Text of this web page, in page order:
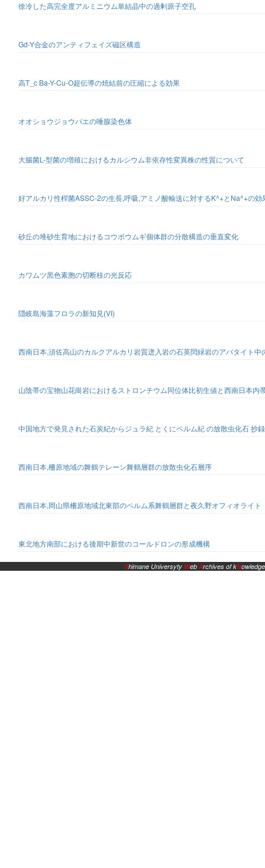
徐冷した高完全度アルミニウム単結晶中の過剰原子空孔
Gd-Y合金のアンティフェイズ磁区構造
高T_c Ba-Y-Cu-O超伝導の焼結前の圧縮による効果
オオショウジョウバエの唾腺染色体
大腸菌L-型菌の増殖におけるカルシウム非依存性変異株の性質について
好アルカリ性桿菌ASSC-2の生長,呼吸,アミノ酸輸送に対するK^+とNa^+の効
砂丘の堆砂生育地におけるコウボウムギ個体群の分散構造の垂直変化
カワムツ黒色素胞の切断枝の光反応
隠岐島海藻フロラの新知見(VI)
西南日本,須佐高山のカルクアルカリ岩質迸入岩の石英閃緑岩のアパタイト
山陰帯の宝物山花崗岩におけるストロンチウム同位体比初生値と西南日本
中国地方で発見された石炭紀からジュラ紀 とくにペルム紀 の放散虫化石 抄録
西南日本,柵原地域の舞鶴テレーン舞鶴層群の放散虫化石層序
西南日本,岡山県柵原地域北東部のペルム系舞鶴層群と夜久野オフィオライト
東北地方南部における後期中新世のコールドロンの形成機構
Shimane Universyty WebArchives of kNowledge